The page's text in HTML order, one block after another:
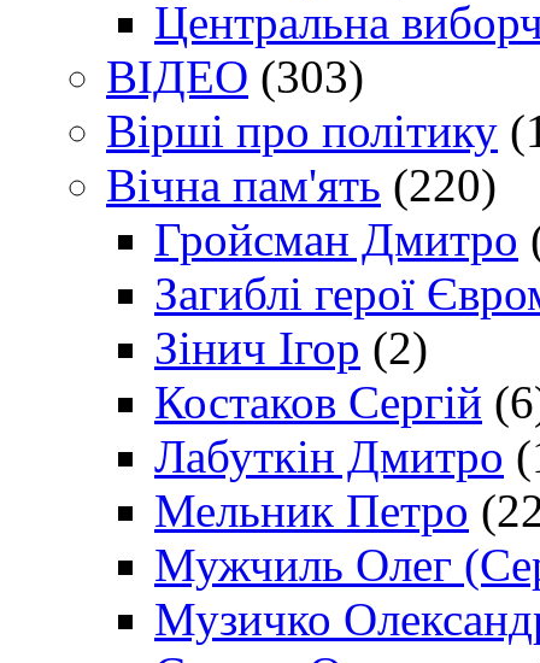
Центральна
ВІДЕО (303)
Вірші про політику
Вічна пам'ять (220)
Гройсман Дмитро
Загиблі герої
Зінич Ігор (2)
Костаков Сергій
Лабуткін Дмитро
Мельник Петро
Мужчиль Олег
Музичко